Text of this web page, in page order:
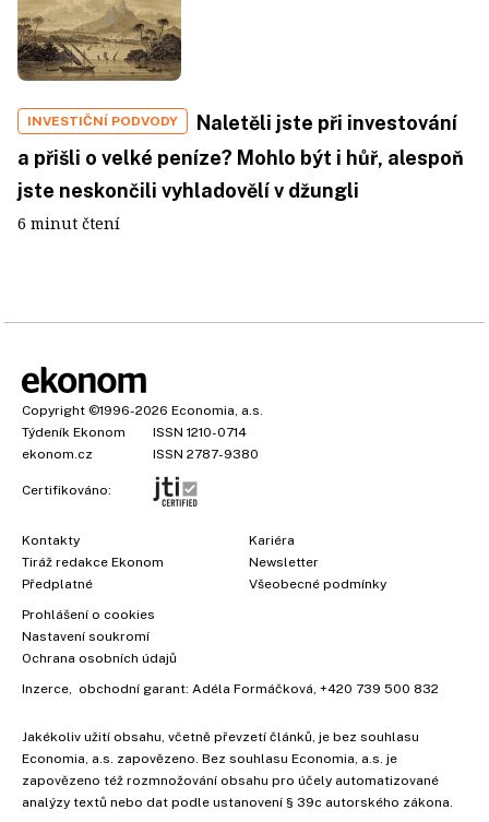
INVESTIČNÍ PODVODY
Naletěli jste při investování
a přišli o velké peníze? Mohlo být i hůř, alespoň
jste neskončili vyhladovělí v džungli
6 minut čtení
Copyright ©1996-2026 Economia, a.s.
Týdeník Ekonom
ISSN 1210-0714
ekonom.cz
ISSN 2787-9380
Certifikováno:
Kontakty
Tiráž redakce Ekonom
Předplatné
Kariéra
Newsletter
Všeobecné podmínky
Prohlášení o cookies
Nastavení soukromí
Ochrana osobních údajů
Inzerce , obchodní garant: Adéla Formáčková +420 739 500 832
Jakékoliv užití obsahu, včetně převzetí článků, je bez souhlasu
Economia, a.s. zapovězeno. Bez souhlasu Economia, a.s. je
zapovězeno též rozmnožování obsahu pro účely automatizované
analýzy textů nebo dat podle ustanovení § 39c autorského zákona.